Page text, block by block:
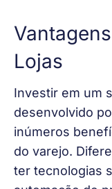
Lojas
Investir em um
desenvolvido
inúmeros
do varejo.
ter tecnologias